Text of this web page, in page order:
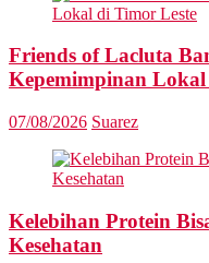
Friends of Lacluta
Kepemimpinan
07/08/2026 Suarez
Kelebihan Protein
Kesehatan